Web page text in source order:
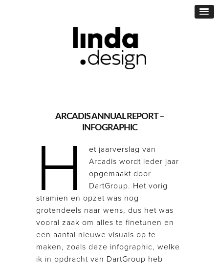
ARCADIS ANNUAL REPORT –
INFOGRAPHIC
H
et jaarverslag van
Arcadis wordt ieder jaar
opgemaakt door
DartGroup. Het vorig
stramien en opzet was nog
grotendeels naar wens, dus het was
vooral zaak om alles te finetunen en
een aantal nieuwe visuals op te
maken, zoals deze infographic, welke
ik in opdracht van DartGroup heb